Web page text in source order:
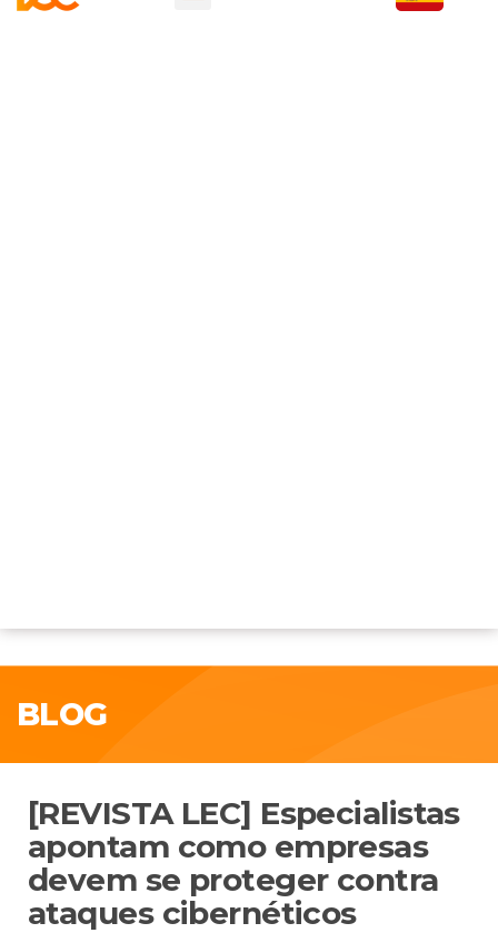
BLOG
[REVISTA LEC] Especialistas
apontam como empresas
devem se proteger contra
ataques cibernéticos